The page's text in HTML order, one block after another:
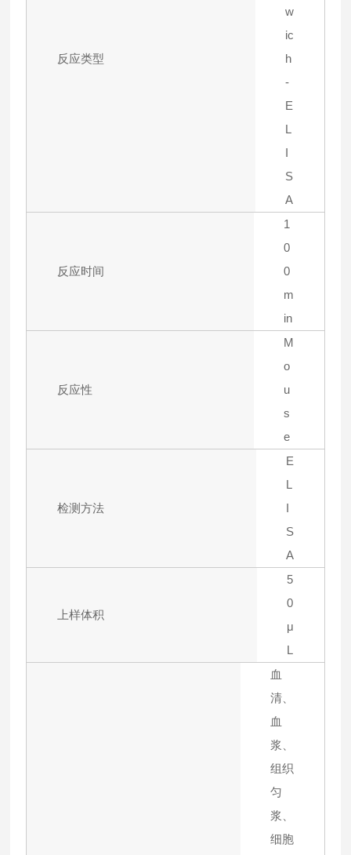
反应类型
w
ic
h
-
E
L
I
S
A
反应时间
1
0
0
m
in
反应性
M
o
u
s
e
检测方法
E
L
I
S
A
上样体积
5
0
μ
L
血
清、
血
浆、
组织
匀
浆、
细胞